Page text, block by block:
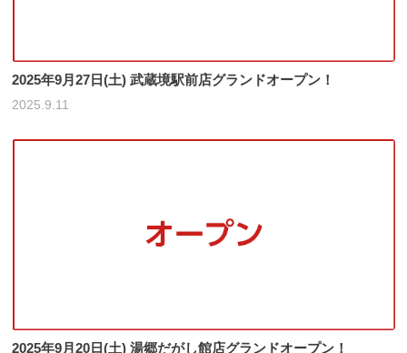
2025年9月27日(土) 武蔵境駅前店グランドオープン！
2025.9.11
2025年9月20日(土) 湯郷だがし館店グランドオープン！